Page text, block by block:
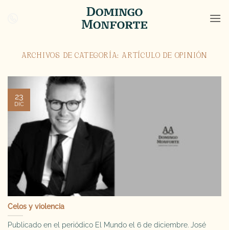
ARCHIVOS DE CATEGORÍA:ARTÍCULO DE OPINIÓN
Celos y violencia
Publicado en el periódico El Mundo el 6 de diciembre. José
23
DIC